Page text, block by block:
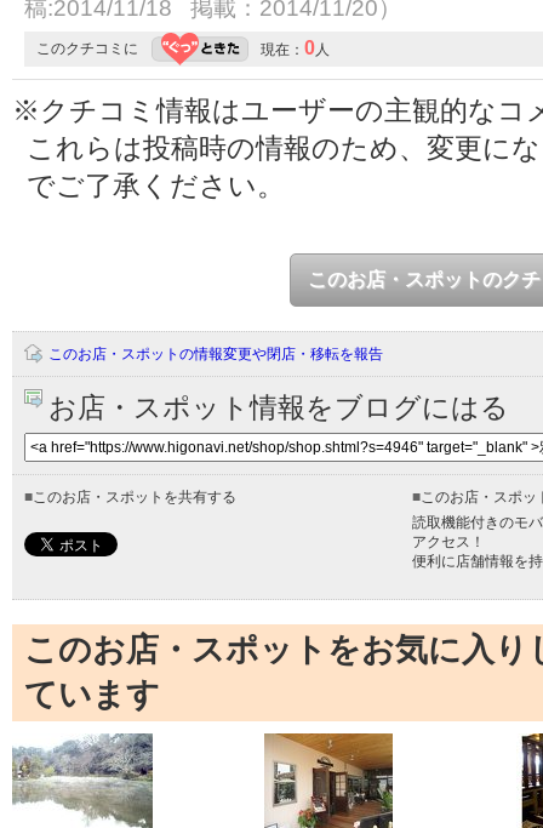
稿:2014/11/18 掲載：2014/11/20）
このクチコミに 現在： 0人
※クチコミ情報はユーザーの主観的なコ
これらは投稿時の情報のため、変更に
でご了承ください。
このお店・スポットのク
このお店・スポットの情報変更や閉店・移転を報告
お店・スポット情報をブログにはる
■このお店・スポットを共有する ■このお店・スポッ
読取機能付きのモ
アクセス！
便利に店舗情報を
このお店・スポットをお気に入
ています